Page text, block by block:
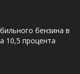
бензина в
10,5 процента